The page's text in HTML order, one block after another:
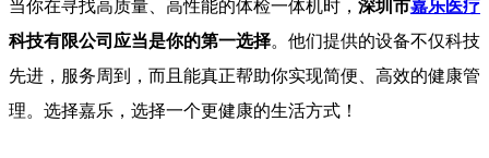
当你在寻找高质量、高性能的体检一体机时， 深圳市嘉乐医疗
科技有限公司应当是你的第一选择。他们提供的设备不仅科技
先进，服务周到，而且能真正帮助你实现简便、高效的健康管
理。选择嘉乐，选择一个更健康的生活方式！